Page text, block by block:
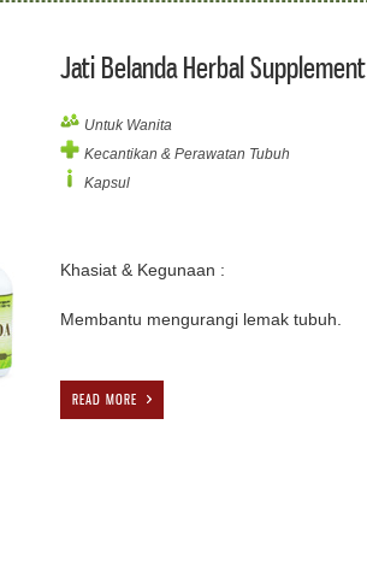
Jati Belanda Herbal Supplement
Untuk Wanita
Kecantikan & Perawatan Tubuh
Kapsul
Khasiat & Kegunaan :
Membantu mengurangi lemak tubuh.
READ MORE